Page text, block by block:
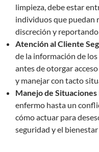
limpieza, debe estar
individuos que puedan
discreción y reportando
Atención al Cliente
de la información de
antes de otorgar
y manejar con tacto
Manejo de Situaciones
enfermo hasta un
cómo actuar para
seguridad y el